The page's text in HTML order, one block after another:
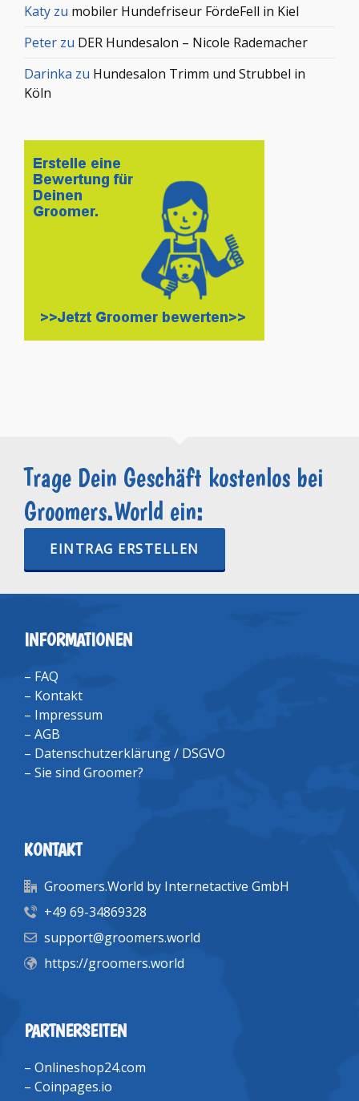
Katy zu mobiler Hundefriseur FördeFell in Kiel
Peter zu DER Hundesalon – Nicole Rademacher
Darinka zu Hundesalon Trimm und Strubbel in
Köln
Trage Dein Geschäft kostenlos bei
Groomers.World ein:
EINTRAG ERSTELLEN
INFORMATIONEN
– FAQ
– Kontakt
– Impressum
– AGB
– Datenschutzerklärung / DSGVO
– Sie sind Groomer?
KONTAKT
Groomers.World by Internetactive GmbH
+49 69-34869328
support@groomers.world
https://groomers.world
PARTNERSEITEN
– Onlineshop24.com
– Coinpages.io